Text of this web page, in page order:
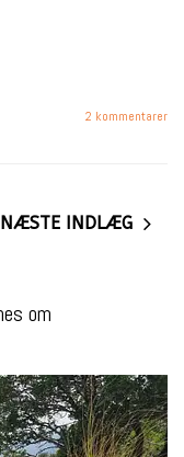
2 kommentarer
NÆSTE INDLÆG
om